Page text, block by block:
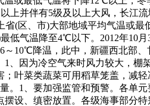
上并伴有5级及以上大风，长江
(区、市)大部地域平均气温或
气温降至4℃以下。2012年10
10℃降温，此中，新疆西北部
、因为冷空气来时风力较大，
叶菜类蔬菜可用稻草笼盖，减
1、要加强监管和预警。各单
设、缜密放置。各级海事部分